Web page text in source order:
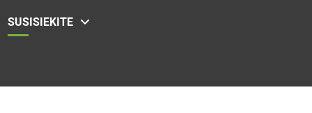
SUSISIEKITE